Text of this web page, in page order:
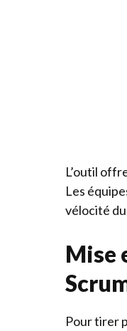
L’outil
Les
vélocité
Mise
Pour tirer